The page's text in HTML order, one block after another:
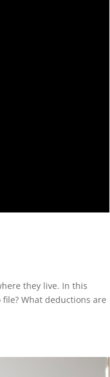
they live. In this
What deductions are